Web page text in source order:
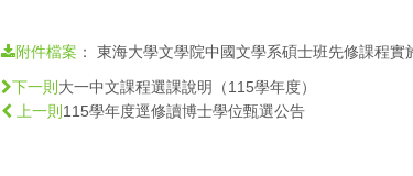
附件檔案 ： 東海大學文學院中國文學系碩士班先修課程實
下一則 大一中文課程選課說明（115學年度）
上一則 115學年度逕修讀博士學位甄選公告